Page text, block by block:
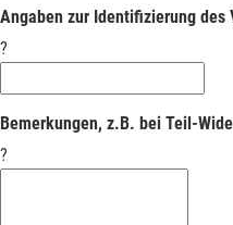
Angaben zur Identifizierung des
?
Bemerkungen, z.B. bei Teil-
?